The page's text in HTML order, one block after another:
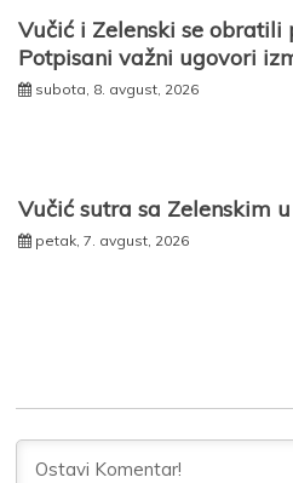
Vučić i Zelenski se obratili
Potpisani važni ugovori
subota, 8. avgust, 2026
Vučić sutra sa Zelenskim
petak, 7. avgust, 2026